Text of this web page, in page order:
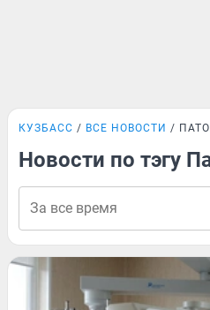
КУЗБАСС ВСЕ НОВОСТИ
Новости по тэгу